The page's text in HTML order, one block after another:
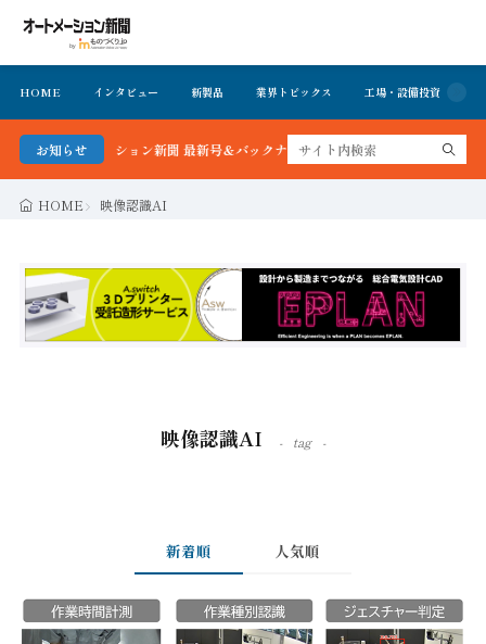
HOME インタビュー 新製品 業界トピックス 工場・設備投資
お知らせ
オートメーション新聞 最新号＆バックナンバーを無料で公開中 詳細はこちら
HOME 映像認識AI
映像認識AI tag
新着順 人気順